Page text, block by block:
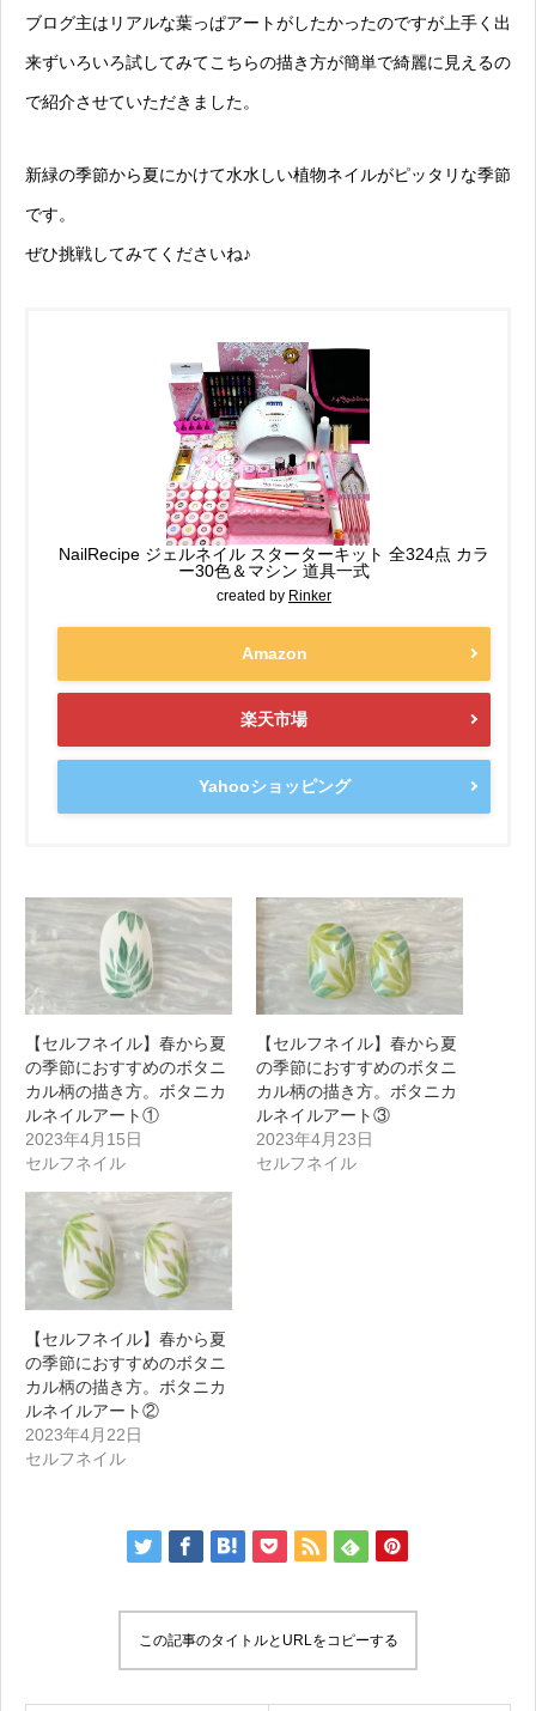
ブログ主はリアルな葉っぱアートがしたかったのですが上手く出
来ずいろいろ試してみてこちらの描き方が簡単で綺麗に見えるの
で紹介させていただきました。
新緑の季節から夏にかけて水水しい植物ネイルがピッタリな季節
です。
ぜひ挑戦してみてくださいね♪
NailRecipe ジェルネイル スターターキット 全324点 カラ
ー30色＆マシン 道具一式
created by Rinker
Amazon
楽天市場
Yahooショッピング
【セルフネイル】春から夏
の季節におすすめのボタニ
カル柄の描き方。ボタニカ
ルネイルアート①
2023年4月15日
セルフネイル
【セルフネイル】春から夏
の季節におすすめのボタニ
カル柄の描き方。ボタニカ
ルネイルアート③
2023年4月23日
セルフネイル
【セルフネイル】春から夏
の季節におすすめのボタニ
カル柄の描き方。ボタニカ
ルネイルアート②
2023年4月22日
セルフネイル
この記事のタイトルとURLをコピーする